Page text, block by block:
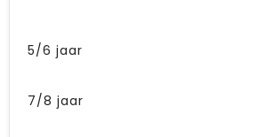
5/6 jaar
7/8 jaar